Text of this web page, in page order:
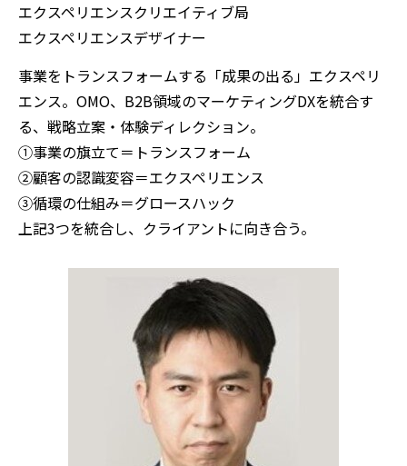
エクスペリエンスクリエイティブ局
エクスペリエンスデザイナー​
事業をトランスフォームする「成果の出る」エクスペリ
エンス。OMO、B2B領域のマーケティングDXを統合す
る、戦略立案・体験ディレクション​。
①事業の旗立て＝トランスフォーム​
②顧客の認識変容＝エクスペリエンス​​
③循環の仕組み＝グロースハック ​
上記3つを統合し、クライアントに向き合う。​​